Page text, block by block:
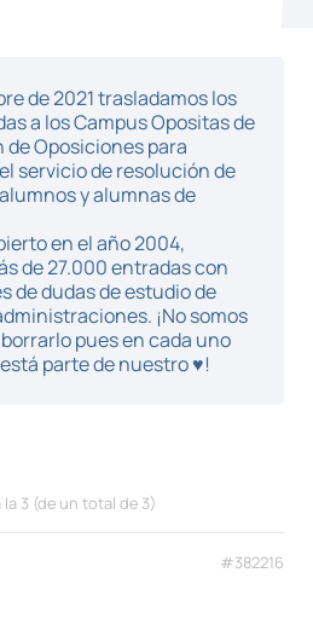
de 2021 trasladamos los
a los Campus Opositas de
de Oposiciones para
servicio de resolución de
y alumnas de
en el año 2004,
de 27.000 entradas con
de dudas de estudio de
¡No somos
pues en cada uno
parte de nuestro ♥!
3 (de un total de 3)
#382216